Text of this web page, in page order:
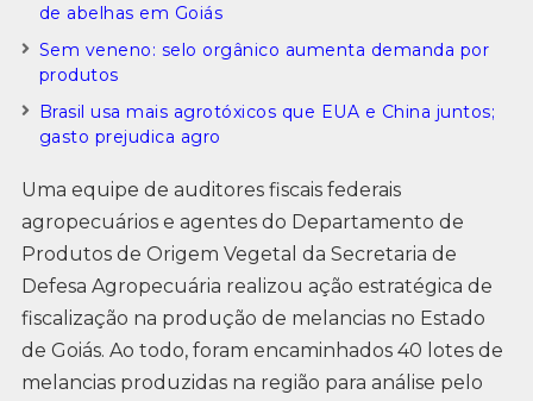
de abelhas em Goiás
Sem veneno: selo orgânico aumenta demanda por
produtos
Brasil usa mais agrotóxicos que EUA e China juntos;
gasto prejudica agro
Uma equipe de auditores fiscais federais
agropecuários e agentes do Departamento de
Produtos de Origem Vegetal da Secretaria de
Defesa Agropecuária realizou ação estratégica de
fiscalização na produção de melancias no Estado
de Goiás. Ao todo, foram encaminhados 40 lotes de
melancias produzidas na região para análise pelo